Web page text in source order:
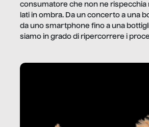
consumatore che non ne rispecchia
lati in ombra. Da un concerto a una
da uno smartphone fino a una
siamo in grado di ripercorrere i
dietro gli oggetti e i servizi che fanno